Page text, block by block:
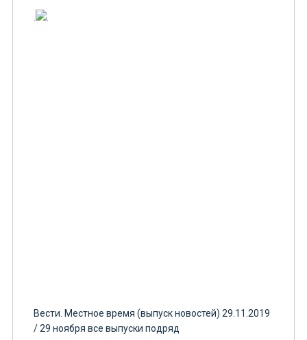
. .
Вести. Местное время (выпуск новостей) 29.11.2019
/ 29 ноября все выпуски подряд